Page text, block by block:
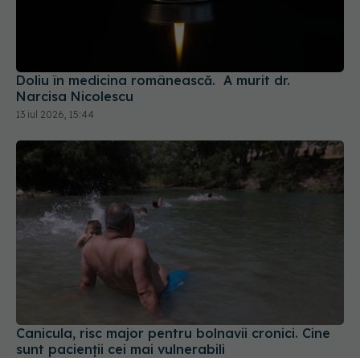
Doliu în medicina românească. A murit dr.
Narcisa Nicolescu
13 iul 2026, 15:44
Canicula, risc major pentru bolnavii cronici. Cine
sunt pacienții cei mai vulnerabili